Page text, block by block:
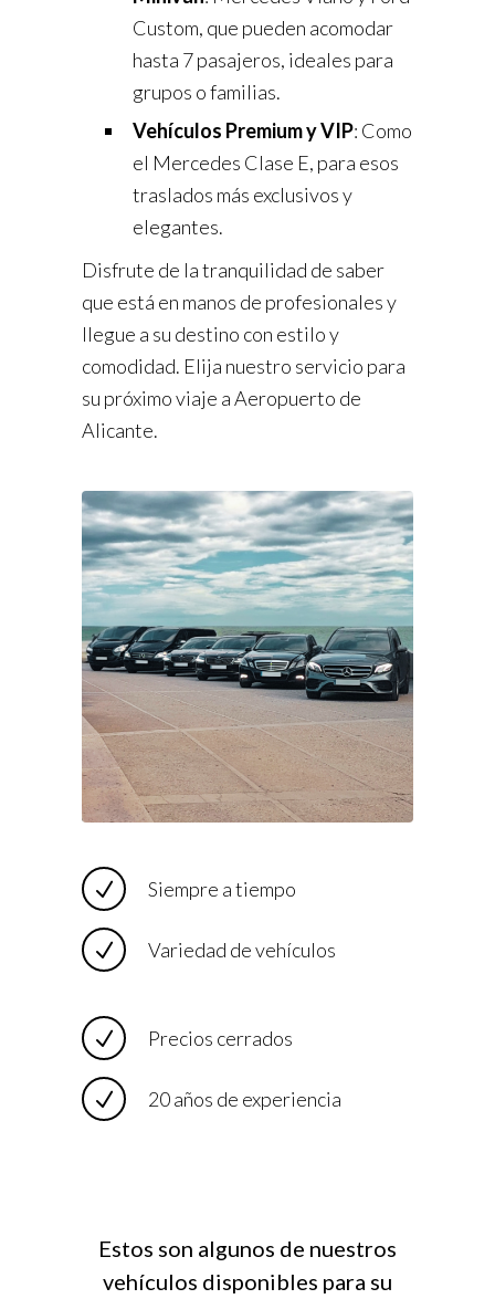
Custom, que pueden acomodar
hasta 7 pasajeros, ideales para
grupos o familias.
Vehículos Premium y VIP: Como
el Mercedes Clase E, para esos
traslados más exclusivos y
elegantes.
Disfrute de la tranquilidad de saber
que está en manos de profesionales y
llegue a su destino con estilo y
comodidad. Elija nuestro servicio para
su próximo viaje a Aeropuerto de
Alicante.
Siempre a tiempo
Variedad de vehículos
Precios cerrados
20 años de experiencia
Estos son algunos de nuestros
vehículos disponibles para su